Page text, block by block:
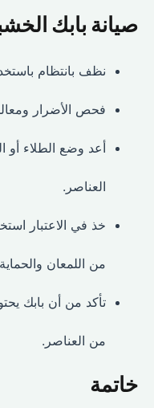
صيانة بابك
نظف بانتظام
فحص الأضرار
أعد وضع الطلاء أو
العناصر.
خذ في الاعتبار
من اللمعان والحماية.
تأكد من أن بابك
من العناصر.
خاتمة